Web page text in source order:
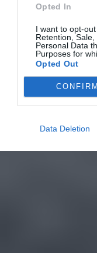
Opted In
I want to opt-
Retention,
Personal Data
Purposes for
Opted Out
CONFIRM
Data Deletion